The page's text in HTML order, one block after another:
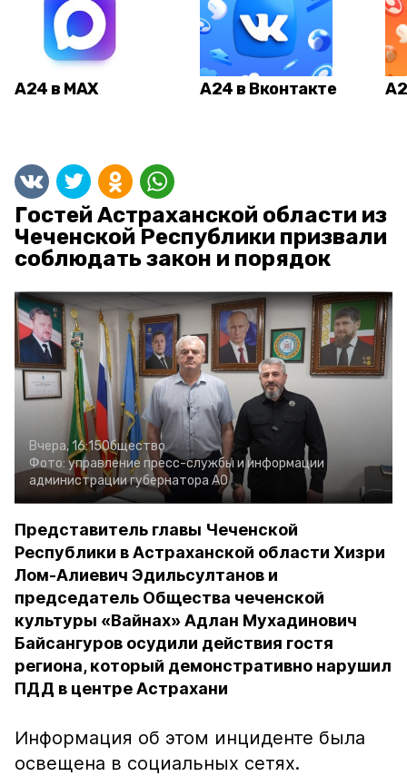
А24 в MAX А24 в Вконтакте
Гостей Астраханской области из
Чеченской Республики призвали
соблюдать закон и порядок
Вчера, 16:15Общество
Фото: управление пресс-службы и информации
администрации губернатора АО
Представитель главы Чеченской
Республики в Астраханской области Хизри
Лом-Алиевич Эдильсултанов и
председатель Общества чеченской
культуры «Вайнах» Адлан Мухадинович
Байсангуров осудили действия гостя
региона, который демонстративно нарушил
ПДД в центре Астрахани
Информация об этом инциденте была
освещена в социальных сетях.